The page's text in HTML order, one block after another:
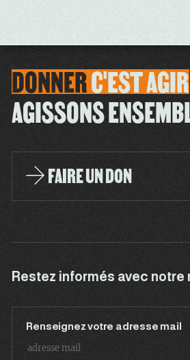
DONNERC'ESTAGIR
AGISSONS
FAIRE UN DON
Restez informés avec
Renseignez votre adresse mail